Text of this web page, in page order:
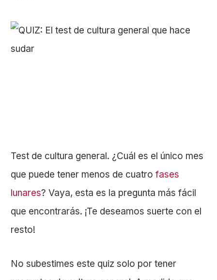
Test de cultura general. ¿Cuál es el único mes
que puede tener menos de cuatrofases
lunares? Vaya, esta es la pregunta más fácil
que encontrarás. ¡Te deseamos suerte con el
resto!
No subestimes este quiz solo por tener